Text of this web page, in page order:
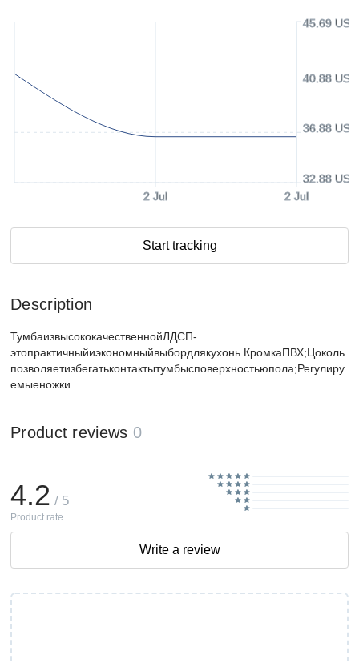
2 Jul 2 Jul
32.88 USD
36.88 USD
40.88 USD
45.69 USD
Start tracking
Description
ТумбаизвысококачественнойЛДСП-
этопрактичныйиэкономныйвыбордлякухонь.КромкаПВХ;Цоколь
позволяетизбегатьконтактытумбысповерхностьюпола;Регулиру
емыеножки.
Product reviews 0
4.2 / 5
Product rate
Write a review